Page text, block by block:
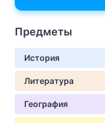
Предметы
История
Литература
География